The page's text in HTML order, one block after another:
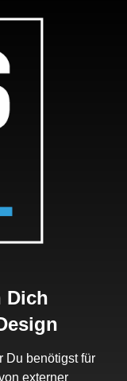
Dich
Du benötigst für
externer